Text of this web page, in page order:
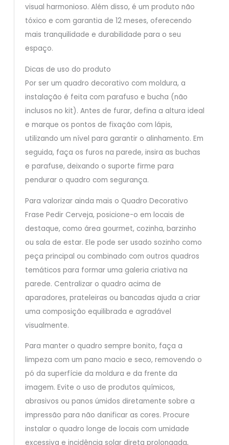
visual harmonioso. Além disso, é um produto não
tóxico e com garantia de 12 meses, oferecendo
mais tranquilidade e durabilidade para o seu
espaço.
Dicas de uso do produto
Por ser um quadro decorativo com moldura, a
instalação é feita com parafuso e bucha (não
inclusos no kit). Antes de furar, defina a altura ideal
e marque os pontos de fixação com lápis,
utilizando um nível para garantir o alinhamento. Em
seguida, faça os furos na parede, insira as buchas
e parafuse, deixando o suporte firme para
pendurar o quadro com segurança.
Para valorizar ainda mais o Quadro Decorativo
Frase Pedir Cerveja, posicione-o em locais de
destaque, como área gourmet, cozinha, barzinho
ou sala de estar. Ele pode ser usado sozinho como
peça principal ou combinado com outros quadros
temáticos para formar uma galeria criativa na
parede. Centralizar o quadro acima de
aparadores, prateleiras ou bancadas ajuda a criar
uma composição equilibrada e agradável
visualmente.
Para manter o quadro sempre bonito, faça a
limpeza com um pano macio e seco, removendo o
pó da superfície da moldura e da frente da
imagem. Evite o uso de produtos químicos,
abrasivos ou panos úmidos diretamente sobre a
impressão para não danificar as cores. Procure
instalar o quadro longe de locais com umidade
excessiva e incidência solar direta prolongada,